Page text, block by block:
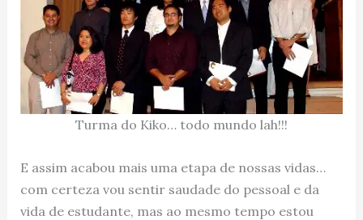
Turma do Kiko… todo mundo lah!!!
E assim acabou mais uma etapa de nossas vidas…
com certeza vou sentir saudade do pessoal e da
vida de estudante, mas ao mesmo tempo estou